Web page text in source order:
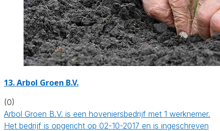
13.Arbol Groen B.V.
(0)
Arbol Groen B.V. is een hoveniersbedrijf met 1 werknemer.
Het bedrijf is opgericht op 02-10-2017 en is ingeschreven